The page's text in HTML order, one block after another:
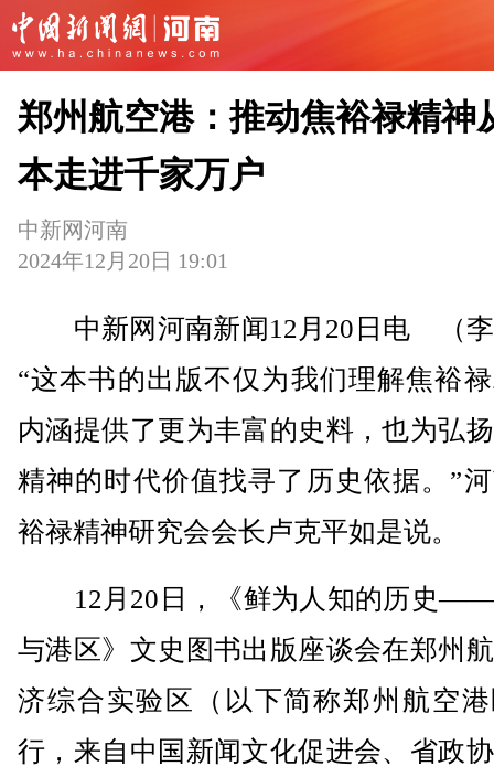
郑州航空港：推动焦裕禄精神
本走进千家万户
中新网河南
2024年12月20日 19:01
中新网河南新闻12月20日电 （李
“这本书的出版不仅为我们理解焦裕
内涵提供了更为丰富的史料，也为弘
精神的时代价值找寻了历史依据。”
裕禄精神研究会会长卢克平如是说。
12月20日，《鲜为人知的历史——
与港区》文史图书出版座谈会在郑州
济综合实验区（以下简称郑州航空
行，来自中国新闻文化促进会、省政